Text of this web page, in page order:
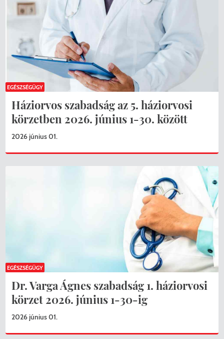
Háziorvos szabadság az 5. háziorvosi
körzetben 2026. június 1-30. között
2026 június 01.
EGÉSZSÉGÜGY
Dr. Varga Ágnes szabadság 1. háziorvosi
körzet 2026. június 1-30-ig
2026 június 01.
EGÉSZSÉGÜGY